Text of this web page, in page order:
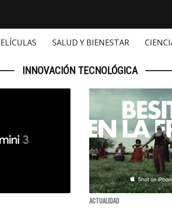
SALUD Y BIENESTAR
INNOVACIÓN TECNOLÓGICA
ACTUALIDAD